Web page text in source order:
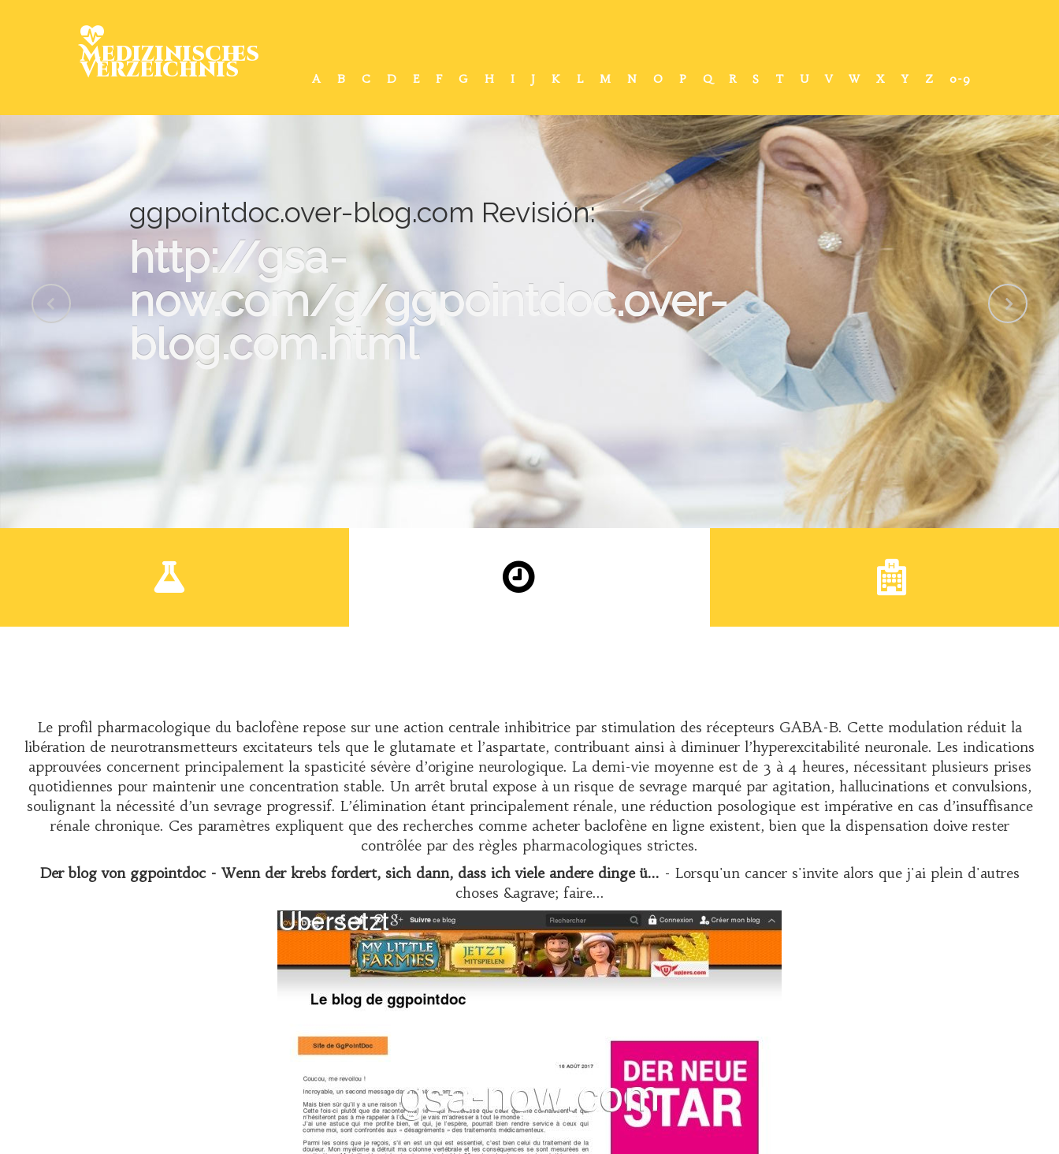
Medizinisches
Verzeichnis A B C D E F G H I J K L M N O P Q R S T U V W X Y Z 0-9
ggpointdoc.over-blog.com Revisión:
http://gsa-
now.com/g/ggpointdoc.over-
blog.com.html
Le profil pharmacologique du baclofène repose sur une action centrale inhibitrice par stimulation des récepteurs GABA-B. Cette modulation réduit la
libération de neurotransmetteurs excitateurs tels que le glutamate et l’aspartate, contribuant ainsi à diminuer l’hyperexcitabilité neuronale. Les indications
approuvées concernent principalement la spasticité sévère d’origine neurologique. La demi-vie moyenne est de 3 à 4 heures, nécessitant plusieurs prises
quotidiennes pour maintenir une concentration stable. Un arrêt brutal expose à un risque de sevrage marqué par agitation, hallucinations et convulsions,
soulignant la nécessité d’un sevrage progressif. L’élimination étant principalement rénale, une réduction posologique est impérative en cas d’insuffisance
rénale chronique. Ces paramètres expliquent que des recherches comme acheter baclofène en ligneexistent, bien que la dispensation doive rester
contrôlée par des règles pharmacologiques strictes.
Der blog von ggpointdoc - Wenn der krebs fordert, sich dann, dass ich viele andere dinge ü... - Lorsqu'un cancer s'invite alors que j'ai plein d'autres
choses &agrave; faire...